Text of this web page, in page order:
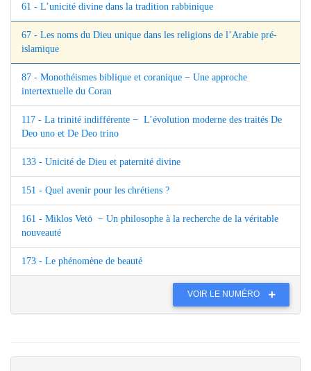
61 - L’unicité divine dans la tradition rabbinique
67 - Les noms du Dieu unique dans les religions de l’Arabie pré-
islamique
87 - Monothéismes biblique et coranique − Une approche
intertextuelle du Coran
117 - La trinité indifférente − L’évolution moderne des traités De
Deo uno et De Deo trino
133 - Unicité de Dieu et paternité divine
151 - Quel avenir pour les chrétiens ?
161 - Miklos Vetö − Un philosophe à la recherche de la véritable
nouveauté
173 - Le phénomène de beauté
VOIR LE NUMÉRO